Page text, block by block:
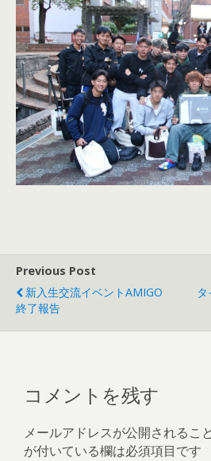
Previous Post
新入生交流イベントAMIGO
終了報告
コメントを残す
メールアドレスが公開されるこ
が付いている欄は必須項目です